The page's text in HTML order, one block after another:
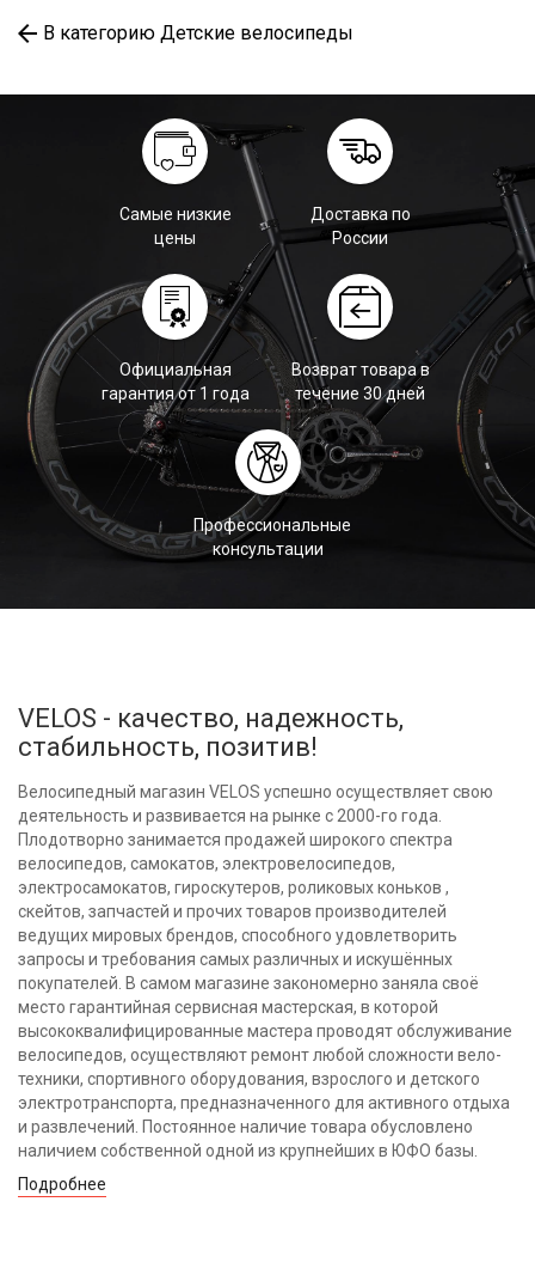
В категорию Детские велосипеды
Самые низкие
цены
Доставка по
России
Официальная
гарантия от 1 года
Возврат товара в
течение 30 дней
Профессиональные
консультации
VELOS - качество, надежность,
стабильность, позитив!
Велосипедный магазин VELOS успешно осуществляет свою
деятельность и развивается на рынке с 2000-го года.
Плодотворно занимается продажей широкого спектра
велосипедов, самокатов, электровелосипедов,
электросамокатов, гироскутеров, роликовых коньков ,
скейтов, запчастей и прочих товаров производителей
ведущих мировых брендов, способного удовлетворить
запросы и требования самых различных и искушённых
покупателей. В самом магазине закономерно заняла своё
место гарантийная сервисная мастерская, в которой
высококвалифицированные мастера проводят обслуживание
велосипедов, осуществляют ремонт любой сложности вело-
техники, спортивного оборудования, взрослого и детского
электротранспорта, предназначенного для активного отдыха
и развлечений. Постоянное наличие товара обусловлено
наличием собственной одной из крупнейших в ЮФО базы.
Подробнее